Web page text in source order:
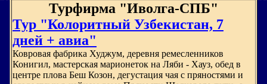
Турфирма "Иволга-СПБ"
Тур "Колоритный Узбекистан, 7
дней + авиа"
Ковровая фабрика Худжум, деревня ремесленников
Конигил, мастерская марионеток на Ляби - Хауз, обед в
центре плова Беш Козон, дегустация чая с пряностями и